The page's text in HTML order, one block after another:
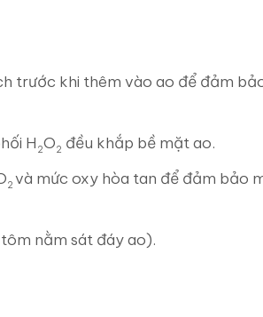
trước khi thêm vào ao để đảm
H 2O2 đều khắp bề mặt ao.
2 và mức oxy hòa tan để đảm bảo
nằm sát đáy ao).